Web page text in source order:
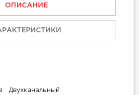
ОПИСАНИЕ
Двухканальный